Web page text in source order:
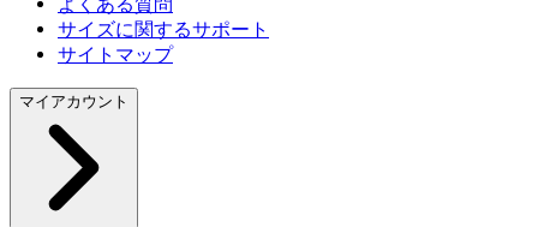
サイズに関するサポート
サイトマップ
マイアカウント